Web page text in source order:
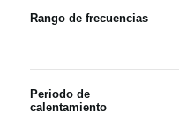
Rango de frecuencias
Periodo de
calentamiento